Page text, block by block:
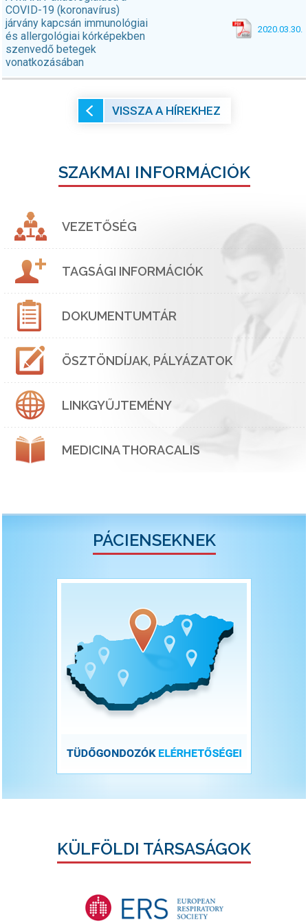
COVID-19 (koronavírus)
járvány kapcsán immunológiai
és allergológiai kórképekben
szenvedő betegek
vonatkozásában
2020.03.30.
VISSZA A HÍREKHEZ
SZAKMAI INFORMÁCIÓK
VEZETŐSÉG
TAGSÁGI INFORMÁCIÓK
DOKUMENTUMTÁR
ÖSZTÖNDÍJAK, PÁLYÁZATOK
LINKGYŰJTEMÉNY
MEDICINA THORACALIS
PÁCIENSEKNEK
KÜLFÖLDI TÁRSASÁGOK